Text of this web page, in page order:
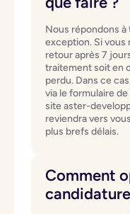
Nous répondons
exception. Si vous
retour après 7
traitement soit en
perdu. Dans ce
via le formulaire
site aster-
reviendra vers
plus brefs délais.
Comment